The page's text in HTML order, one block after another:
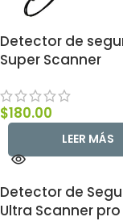
Detector de
Super Scanner
$180.00
LEER MÁS
Detector de
Ultra Scanner pro